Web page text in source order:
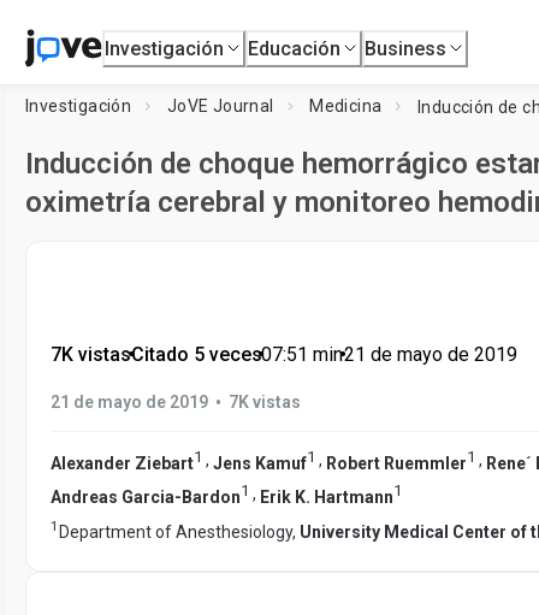
Investigación Educación Business
Investigación JoVE Journal Medicina
Inducción de choque hemorrágico
oximetría cerebral y monitoreo
7K vistas•Citado 5 veces•07:51 min•21 de mayo de 2019
21 de mayo de 2019 • 7K vistas
Alexander Ziebart1 , Jens Kamuf1 , Robert Ruemmler1 ,
Andreas Garcia-Bardon1 , Erik K. Hartmann1
1 Department of Anesthesiology, University Medical Center of